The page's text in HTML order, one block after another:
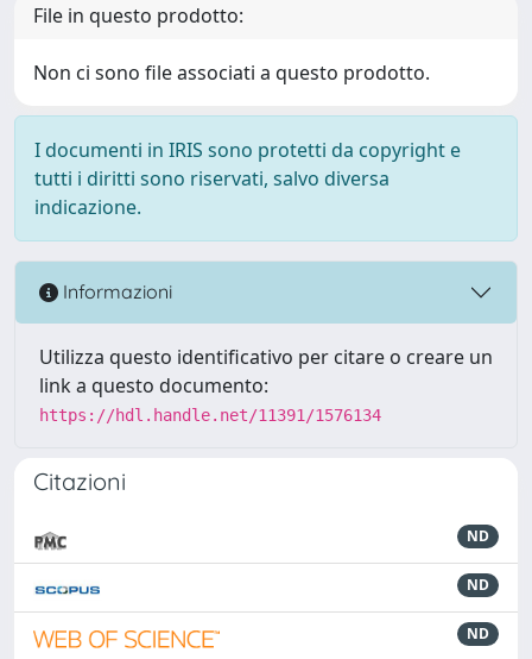
File in questo prodotto:
Non ci sono file associati a questo prodotto.
I documenti in IRIS sono protetti da copyright e
tutti i diritti sono riservati, salvo diversa
indicazione.
Informazioni
Utilizza questo identificativo per citare o creare un
link a questo documento:
https://hdl.handle.net/11391/1576134
Citazioni
ND
ND
ND